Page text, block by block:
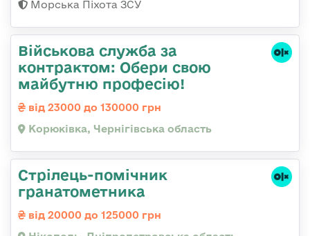
Морська Піхота ЗСУ
Військова служба за
контрактом: Обери свою
майбутню професію!
від 23000 до 130000 грн
Корюківка, Чернігівська область
Стрілець-помічник
гранатометника
від 20000 до 125000 грн